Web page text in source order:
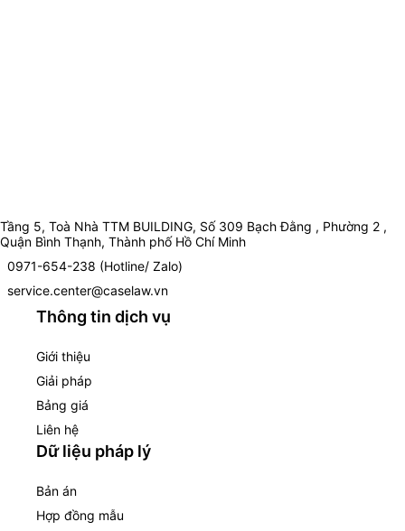
Tầng 5, Toà Nhà TTM BUILDING, Số 309 Bạch Đằng , Phường 2 ,
Quận Bình Thạnh, Thành phố Hồ Chí Minh
0971-654-238 (Hotline/ Zalo)
service.center@caselaw.vn
Thông tin dịch vụ
Giới thiệu
Giải pháp
Bảng giá
Liên hệ
Dữ liệu pháp lý
Bản án
Hợp đồng mẫu